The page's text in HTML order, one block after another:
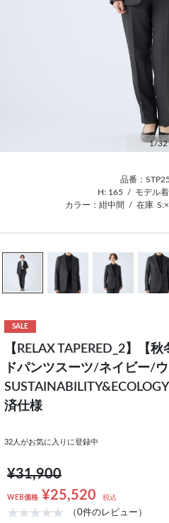
1/32
品番：
H: 165
/ モデル
カラー：紺中間
/ 在庫 S:×
SALE
【RELAX TAPERED_2】【
ドパンツスーツ/ネイビー/
済仕様
32 人がお気に入りに登録中
¥31,900
WEB価格 ¥25,520 税込
（0件のレビュー）